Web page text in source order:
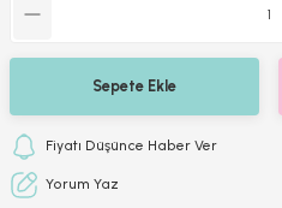
Sepete Ekle
Fiyatı Düşünce Haber Ver
Yorum Yaz